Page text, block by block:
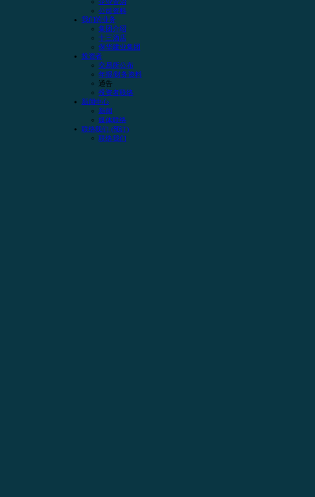
公司资料
我们的业务
集团介绍
十三酒店
保华建业集团
投资者
交易所公布
年报/财务资料
通告
投资者联络
新闻中心
新闻
媒体联络
联络我们 (预订)
联络我们